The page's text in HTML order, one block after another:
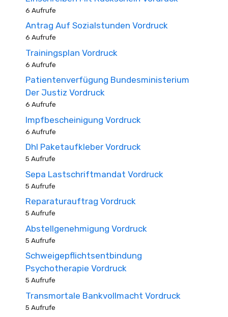
6 Aufrufe
Antrag Auf Sozialstunden Vordruck
6 Aufrufe
Trainingsplan Vordruck
6 Aufrufe
Patientenverfügung Bundesministerium
Der Justiz Vordruck
6 Aufrufe
Impfbescheinigung Vordruck
6 Aufrufe
Dhl Paketaufkleber Vordruck
5 Aufrufe
Sepa Lastschriftmandat Vordruck
5 Aufrufe
Reparaturauftrag Vordruck
5 Aufrufe
Abstellgenehmigung Vordruck
5 Aufrufe
Schweigepflichtsentbindung
Psychotherapie Vordruck
5 Aufrufe
Transmortale Bankvollmacht Vordruck
5 Aufrufe